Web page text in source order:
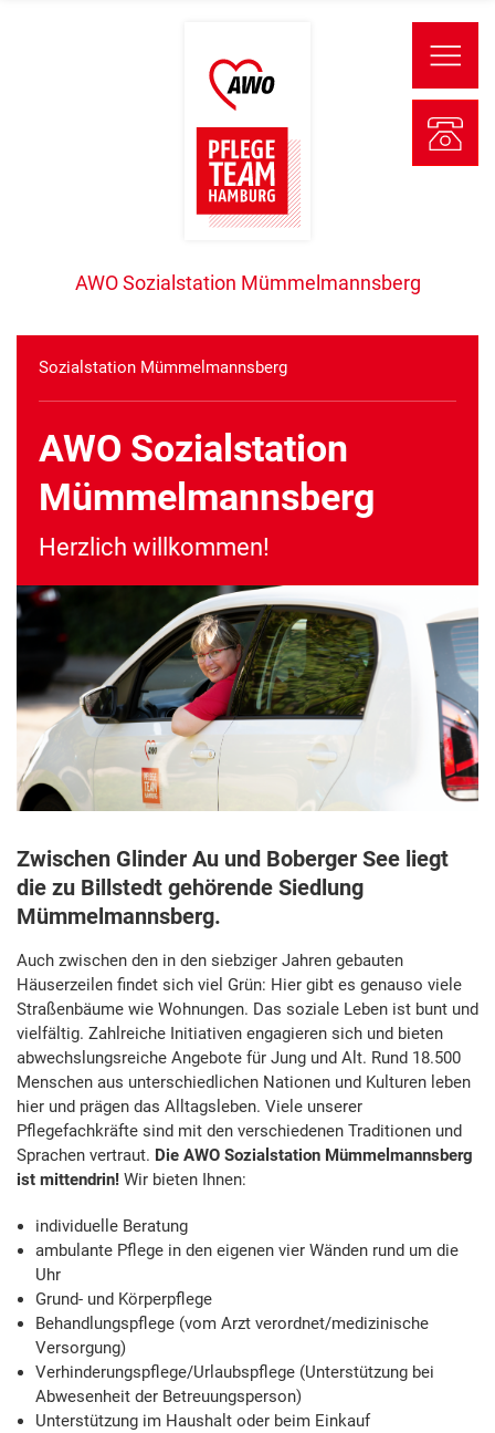
AWO Sozialstation Mümmelmannsberg
Sozialstation Mümmelmannsberg
AWO Sozialstation
Mümmelmannsberg
Herzlich willkommen!
Zwischen Glinder Au und Boberger See liegt
die zu Billstedt gehörende Siedlung
Mümmelmannsberg.
Auch zwischen den in den siebziger Jahren gebauten
Häuserzeilen findet sich viel Grün: Hier gibt es genauso viele
Straßenbäume wie Wohnungen. Das soziale Leben ist bunt und
vielfältig. Zahlreiche Initiativen engagieren sich und bieten
abwechslungsreiche Angebote für Jung und Alt. Rund 18.500
Menschen aus unterschiedlichen Nationen und Kulturen leben
hier und prägen das Alltagsleben. Viele unserer
Pflegefachkräfte sind mit den verschiedenen Traditionen und
Sprachen vertraut. Die AWO Sozialstation Mümmelmannsberg
ist mittendrin! Wir bieten Ihnen:
individuelle Beratung
ambulante Pflege in den eigenen vier Wänden rund um die
Uhr
Grund- und Körperpflege
Behandlungspflege (vom Arzt verordnet/medizinische
Versorgung)
Verhinderungspflege/Urlaubspflege (Unterstützung bei
Abwesenheit der Betreuungsperson)
Unterstützung im Haushalt oder beim Einkauf